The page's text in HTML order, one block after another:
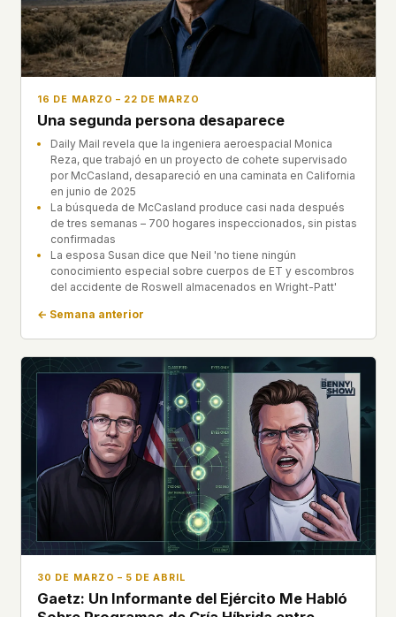
16 DE MARZO – 22 DE MARZO
Una segunda persona desaparece
Daily Mail revela que la ingeniera aeroespacial Monica
Reza, que trabajó en un proyecto de cohete supervisado
por McCasland, desapareció en una caminata en California
en junio de 2025
La búsqueda de McCasland produce casi nada después
de tres semanas – 700 hogares inspeccionados, sin pistas
confirmadas
La esposa Susan dice que Neil 'no tiene ningún
conocimiento especial sobre cuerpos de ET y escombros
del accidente de Roswell almacenados en Wright-Patt'
← Semana anterior
30 DE MARZO – 5 DE ABRIL
Gaetz: Un Informante del Ejército Me Habló